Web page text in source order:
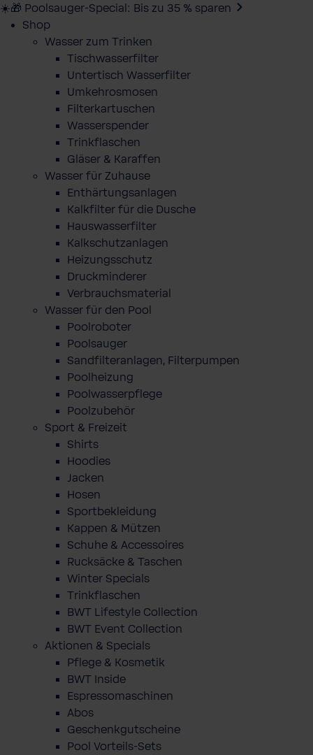
☀️🎁 Poolsauger-Special: Bis zu 35 % sparen
Shop
Wasser zum Trinken
Tischwasserfilter
Untertisch Wasserfilter
Umkehrosmosen
Filterkartuschen
Wasserspender
Trinkflaschen
Gläser & Karaffen
Wasser für Zuhause
Enthärtungsanlagen
Kalkfilter für die Dusche
Hauswasserfilter
Kalkschutzanlagen
Heizungsschutz
Druckminderer
Verbrauchsmaterial
Wasser für den Pool
Poolroboter
Poolsauger
Sandfilteranlagen, Filterpumpen
Poolheizung
Poolwasserpflege
Poolzubehör
Sport & Freizeit
Shirts
Hoodies
Jacken
Hosen
Sportbekleidung
Kappen & Mützen
Schuhe & Accessoires
Rucksäcke & Taschen
Winter Specials
Trinkflaschen
BWT Lifestyle Collection
BWT Event Collection
Aktionen & Specials
Pflege & Kosmetik
BWT Inside
Espressomaschinen
Abos
Geschenkgutscheine
Pool Vorteils-Sets